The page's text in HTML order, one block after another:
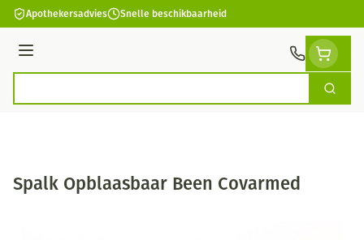
Ga naar de inhoud
Apothekersadvies Snelle beschikbaarheid
Menu
Zoek
Spalk Opblaasbaar Been Covarmed